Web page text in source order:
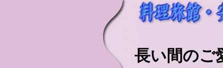
長い間のご